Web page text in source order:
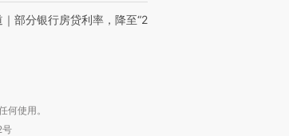
部分银行房贷利率，降至“2
使用。
号